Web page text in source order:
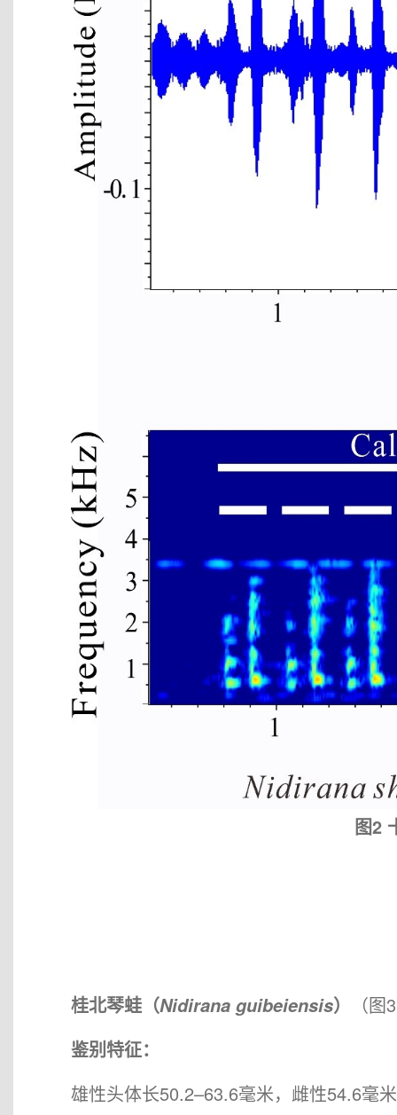
图2
桂北琴蛙（Nidirana guibeiensis）
（图
鉴别特征：
雄性头体长50.2–63.6毫米，雌性54.6毫